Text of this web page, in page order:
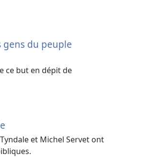
gens du peuple
ce but en dépit de
et Michel Servet ont